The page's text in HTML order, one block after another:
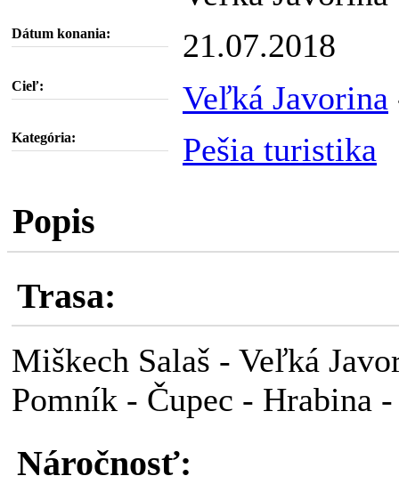
Dátum konania: 21.07.2018
Cieľ: Veľká Javorina
Kategória: Pešia turistika
Popis
Trasa:
Miškech Salaš - Veľká
Pomník - Čupec - Hrabina
Náročnosť: